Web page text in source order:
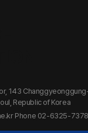
143
Republic of Korea
Phone 02-6325-7378